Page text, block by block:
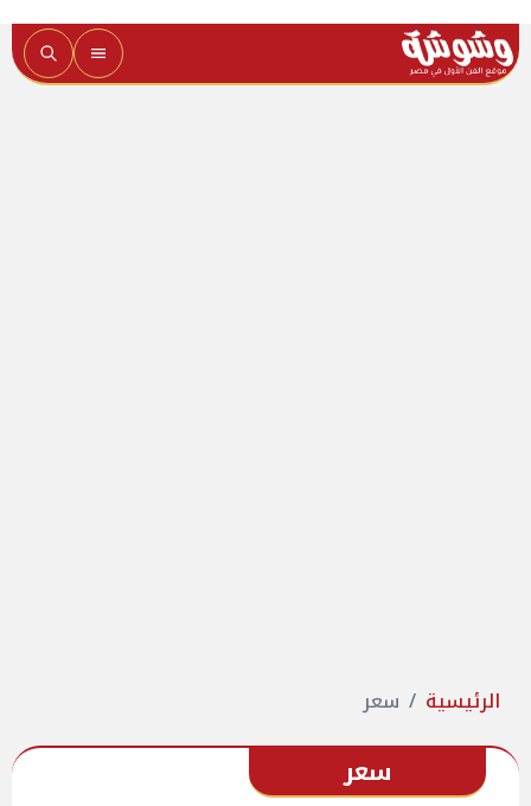
الرئيسية سعر
سعر